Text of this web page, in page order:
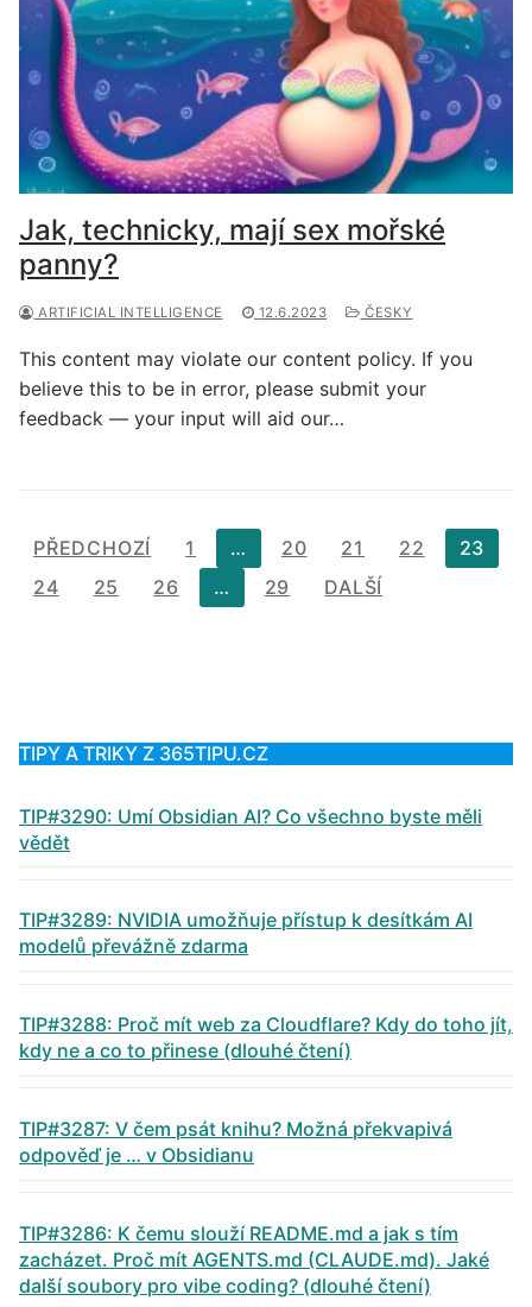
Jak, technicky, mají sex mořské
panny?
ARTIFICIAL INTELLIGENCE 12.6.2023 ČESKY
This content may violate our content policy. If you
believe this to be in error, please submit your
feedback — your input will aid our…
Stránkování
příspěvků
PŘEDCHOZÍ 1 … 20 21 22
23
24
25 26 … 29 DALŠÍ
TIPY A TRIKY Z 365TIPU.CZ
TIP#3290: Umí Obsidian AI? Co všechno byste měli
vědět
TIP#3289: NVIDIA umožňuje přístup k desítkám AI
modelů převážně zdarma
TIP#3288: Proč mít web za Cloudflare? Kdy do toho jít,
kdy ne a co to přinese (dlouhé čtení)
TIP#3287: V čem psát knihu? Možná překvapivá
odpověď je … v Obsidianu
TIP#3286: K čemu slouží README.md a jak s tím
zacházet. Proč mít AGENTS.md (CLAUDE.md). Jaké
další soubory pro vibe coding? (dlouhé čtení)